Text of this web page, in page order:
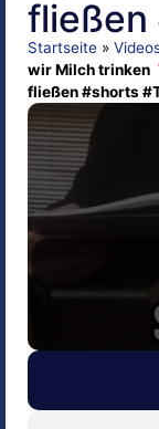
fließen
Startseite »
wir Milch trinken
fließen #shorts